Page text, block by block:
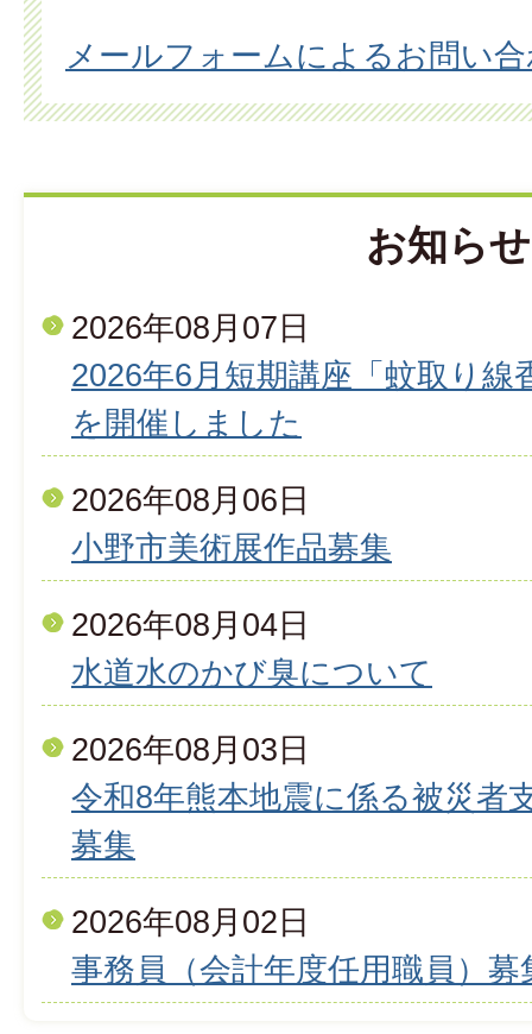
メールフォームによるお問い
お知らせ
2026年08月07日
2026年6月短期講座「蚊取り
を開催しました
2026年08月06日
小野市美術展作品募集
2026年08月04日
水道水のかび臭について
2026年08月03日
令和8年熊本地震に係る被災者
募集
2026年08月02日
事務員（会計年度任用職員）募